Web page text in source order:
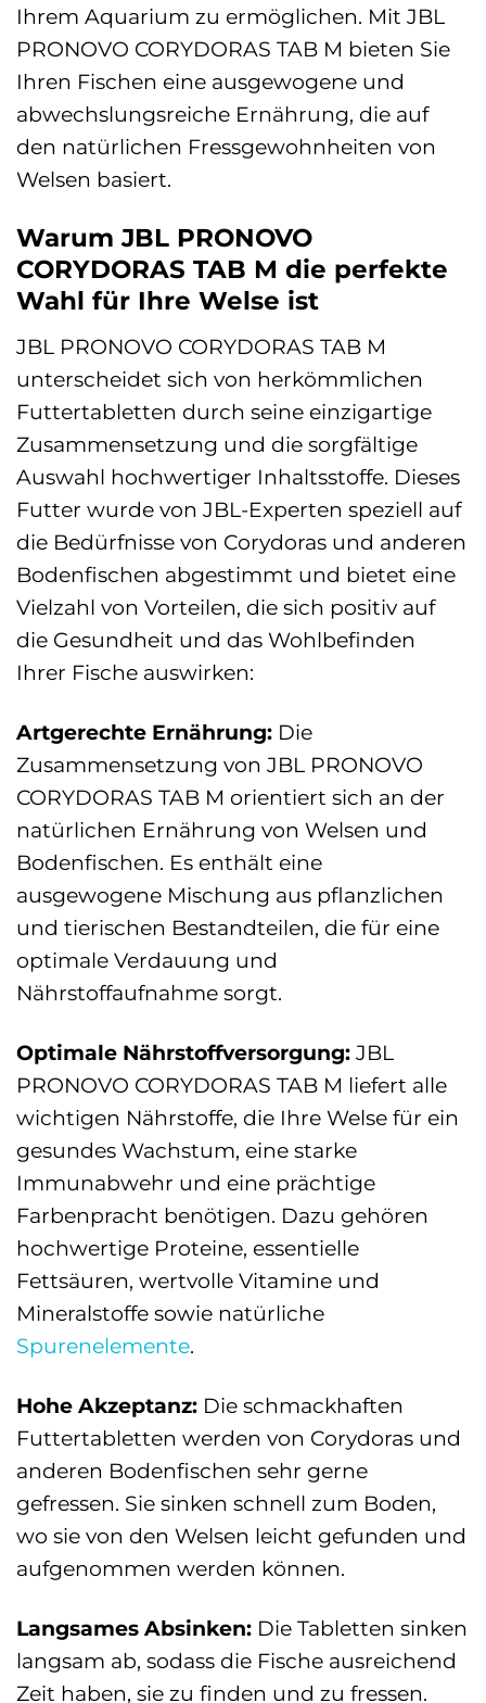
Ihrem Aquarium zu ermöglichen. Mit JBL
PRONOVO CORYDORAS TAB M bieten Sie
Ihren Fischen eine ausgewogene und
abwechslungsreiche Ernährung, die auf
den natürlichen Fressgewohnheiten von
Welsen basiert.
Warum JBL PRONOVO
CORYDORAS TAB M die perfekte
Wahl für Ihre Welse ist
JBL PRONOVO CORYDORAS TAB M
unterscheidet sich von herkömmlichen
Futtertabletten durch seine einzigartige
Zusammensetzung und die sorgfältige
Auswahl hochwertiger Inhaltsstoffe. Dieses
Futter wurde von JBL-Experten speziell auf
die Bedürfnisse von Corydoras und anderen
Bodenfischen abgestimmt und bietet eine
Vielzahl von Vorteilen, die sich positiv auf
die Gesundheit und das Wohlbefinden
Ihrer Fische auswirken:
Artgerechte Ernährung: Die
Zusammensetzung von JBL PRONOVO
CORYDORAS TAB M orientiert sich an der
natürlichen Ernährung von Welsen und
Bodenfischen. Es enthält eine
ausgewogene Mischung aus pflanzlichen
und tierischen Bestandteilen, die für eine
optimale Verdauung und
Nährstoffaufnahme sorgt.
Optimale Nährstoffversorgung: JBL
PRONOVO CORYDORAS TAB M liefert alle
wichtigen Nährstoffe, die Ihre Welse für ein
gesundes Wachstum, eine starke
Immunabwehr und eine prächtige
Farbenpracht benötigen. Dazu gehören
hochwertige Proteine, essentielle
Fettsäuren, wertvolle Vitamine und
Mineralstoffe sowie natürliche
Spurenelemente.
Hohe Akzeptanz: Die schmackhaften
Futtertabletten werden von Corydoras und
anderen Bodenfischen sehr gerne
gefressen. Sie sinken schnell zum Boden,
wo sie von den Welsen leicht gefunden und
aufgenommen werden können.
Langsames Absinken: Die Tabletten sinken
langsam ab, sodass die Fische ausreichend
Zeit haben, sie zu finden und zu fressen.